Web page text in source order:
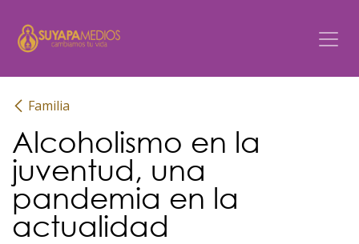
Familia
Alcoholismo en la
juventud, una
pandemia en la
actualidad